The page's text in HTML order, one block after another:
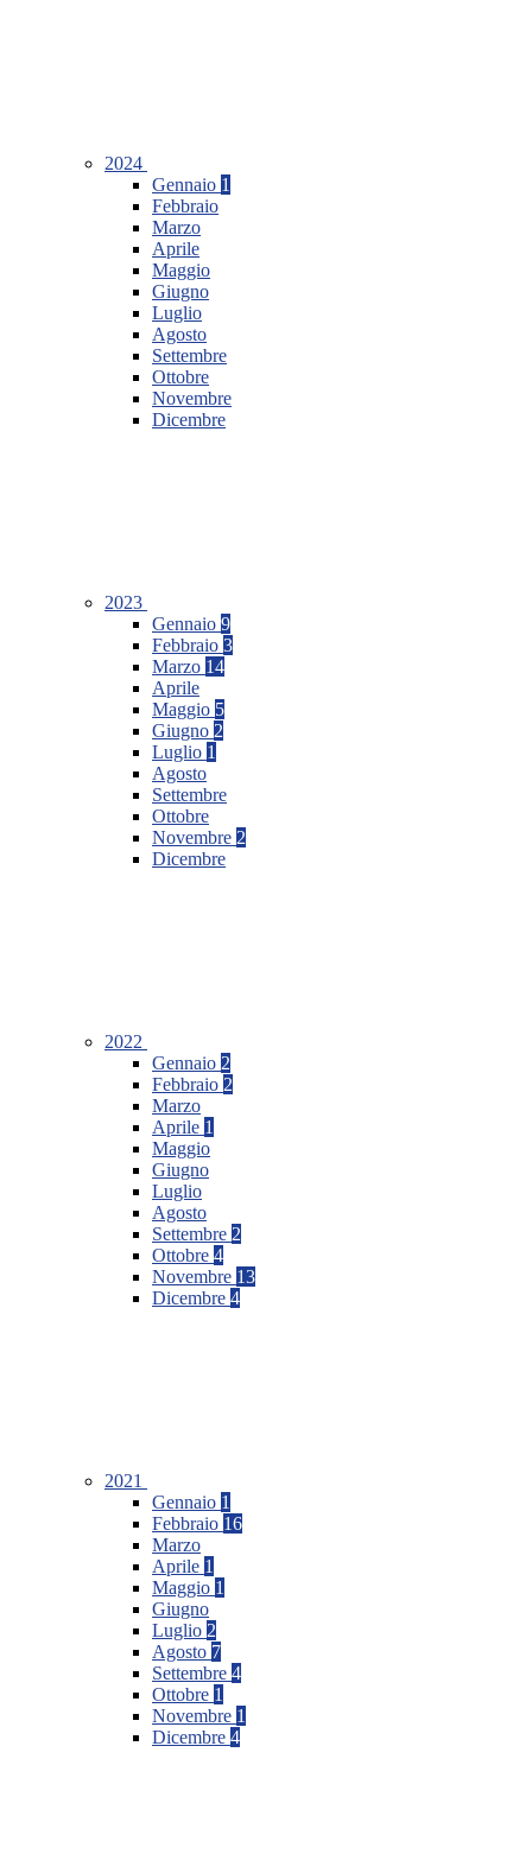
2024
Gennaio 1
Febbraio
Marzo
Aprile
Maggio
Giugno
Luglio
Agosto
Settembre
Ottobre
Novembre
Dicembre
2023
Gennaio 9
Febbraio 3
Marzo 14
Aprile
Maggio 5
Giugno 2
Luglio 1
Agosto
Settembre
Ottobre
Novembre 2
Dicembre
2022
Gennaio 2
Febbraio 2
Marzo
Aprile 1
Maggio
Giugno
Luglio
Agosto
Settembre 2
Ottobre 4
Novembre 13
Dicembre 4
2021
Gennaio 1
Febbraio 16
Marzo
Aprile 1
Maggio 1
Giugno
Luglio 2
Agosto 7
Settembre 4
Ottobre 1
Novembre 1
Dicembre 4